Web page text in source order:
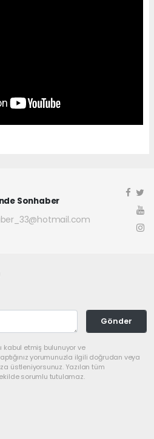
Sonhaber
Gönder
kabul etmiş bulunuyor ve
yorumunuzla ilgili doğrudan veya
üstleniyorsunuz. Yazılan tüm
sorumlu tutulamaz.